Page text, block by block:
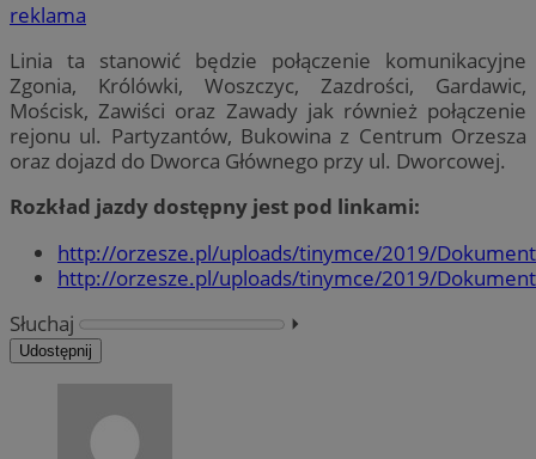
reklama
Linia ta stanowić będzie połączenie komunikacyjne
Zgonia, Królówki, Woszczyc, Zazdrości, Gardawic,
Mościsk, Zawiści oraz Zawady jak również połączenie
rejonu ul. Partyzantów, Bukowina z Centrum Orzesza
oraz dojazd do Dworca Głównego przy ul. Dworcowej.
Rozkład jazdy dostępny jest pod linkami:
http://orzesze.pl/uploads/tinymce/2019/
http://orzesze.pl/uploads/tinymce/2019/
Słuchaj
⏵︎
Udostępnij